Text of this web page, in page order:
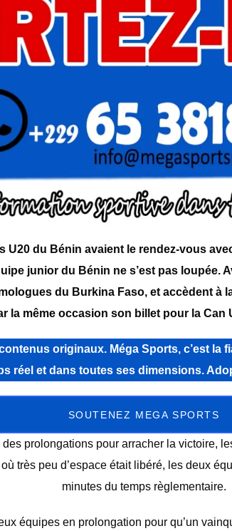
U20 du Bénin avaient le rendez-vous
junior du Bénin ne s’est pas
du Burkina Faso, et accèdent à
la même occasion son billet pour la Can
originaux. Méga Sports, c’est la
réel et dans toutes ses dimensions.
SOUTENEZ MEGA SPORTS
prolongations pour arracher la victoire,
très peu d’espace était libéré, les deux
minutes du temps règlementaire.
équipes en prolongation pour qu’un